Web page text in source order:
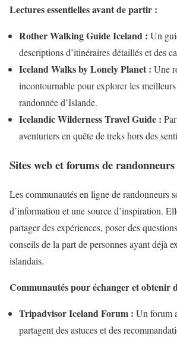
Lectures essentielles avant de partir :
Rother Walking Guide Iceland : Un
descriptions d’itinéraires détaillés et des
Iceland Walks by Lonely Planet : Une
incontournable pour explorer les
randonnée d’Islande.
Icelandic Wilderness Travel Guide :
aventuriers en quête de treks hors des
Sites web et forums de randonneurs
Les communautés en ligne de randonneurs
d’information et une source d’inspiration.
partager des expériences, poser des
conseils de la part de personnes ayant déjà
islandais.
Communautés pour échanger et obtenir
Tripadvisor Iceland Forum : Un forum
partagent des astuces et des